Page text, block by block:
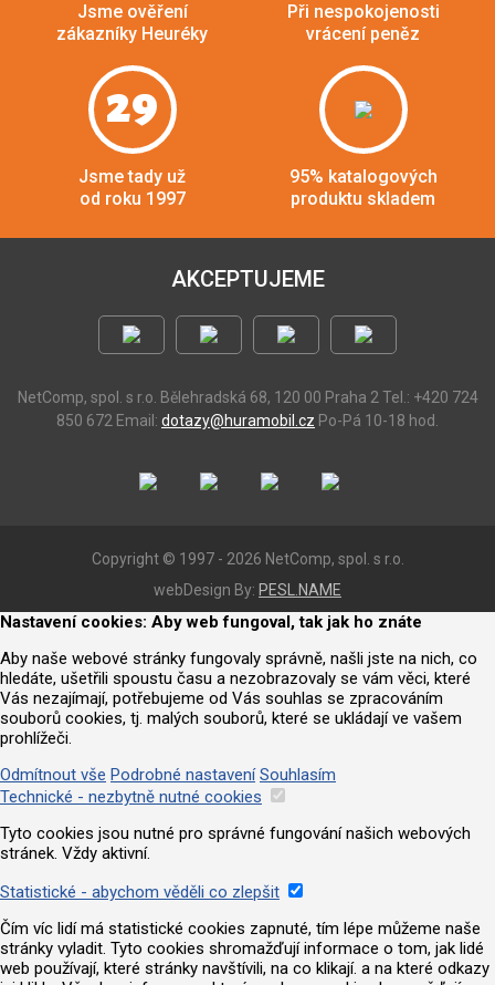
Jsme ověření
zákazníky Heuréky
Při nespokojenosti
vrácení peněz
29
Jsme tady už
od roku 1997
95% katalogových
produktu skladem
AKCEPTUJEME
NetComp, spol. s r.o. Bělehradská 68, 120 00 Praha 2 Tel.: +420 724
850 672 Email: dotazy@huramobil.cz Po-Pá 10-18 hod.
Copyright © 1997 - 2026 NetComp, spol. s r.o.
webDesign By: PESL.NAME
Nastavení cookies: Aby web fungoval, tak jak ho znáte
Aby naše webové stránky fungovaly správně, našli jste na nich, co
hledáte, ušetřili spoustu času a nezobrazovaly se vám věci, které
Vás nezajímají, potřebujeme od Vás souhlas se zpracováním
souborů cookies, tj. malých souborů, které se ukládají ve vašem
prohlížeči.
Odmítnout vše Podrobné nastavení Souhlasím
Technické - nezbytně nutné cookies
Tyto cookies jsou nutné pro správné fungování našich webových
stránek. Vždy aktivní.
Statistické - abychom věděli co zlepšit
Čím víc lidí má statistické cookies zapnuté, tím lépe můžeme naše
stránky vyladit. Tyto cookies shromažďují informace o tom, jak lidé
web používají, které stránky navštívili, na co klikají. a na které odkazy